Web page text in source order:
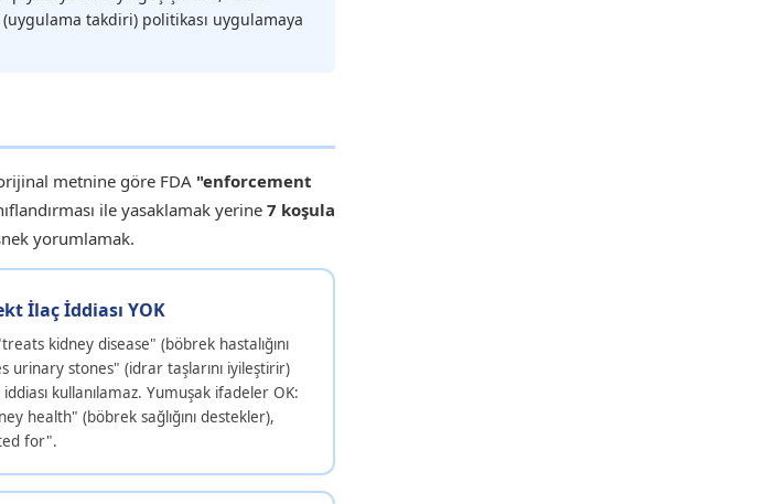
(uygulama takdiri) politikası uygulamaya
metnine göre FDA "enforcement
ile yasaklamak yerine 7 koşula
yorumlamak.
İlaç İddiası YOK
kidney disease" (böbrek hastalığını
urinary stones" (idrar taşlarını iyileştirir)
kullanılamaz. Yumuşak ifadeler OK:
health" (böbrek sağlığını destekler),
for".